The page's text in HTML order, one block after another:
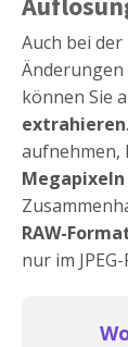
Auch bei
Änderungen
können Sie
extrahieren
aufnehmen,
Megapixeln
RAW-
nur im